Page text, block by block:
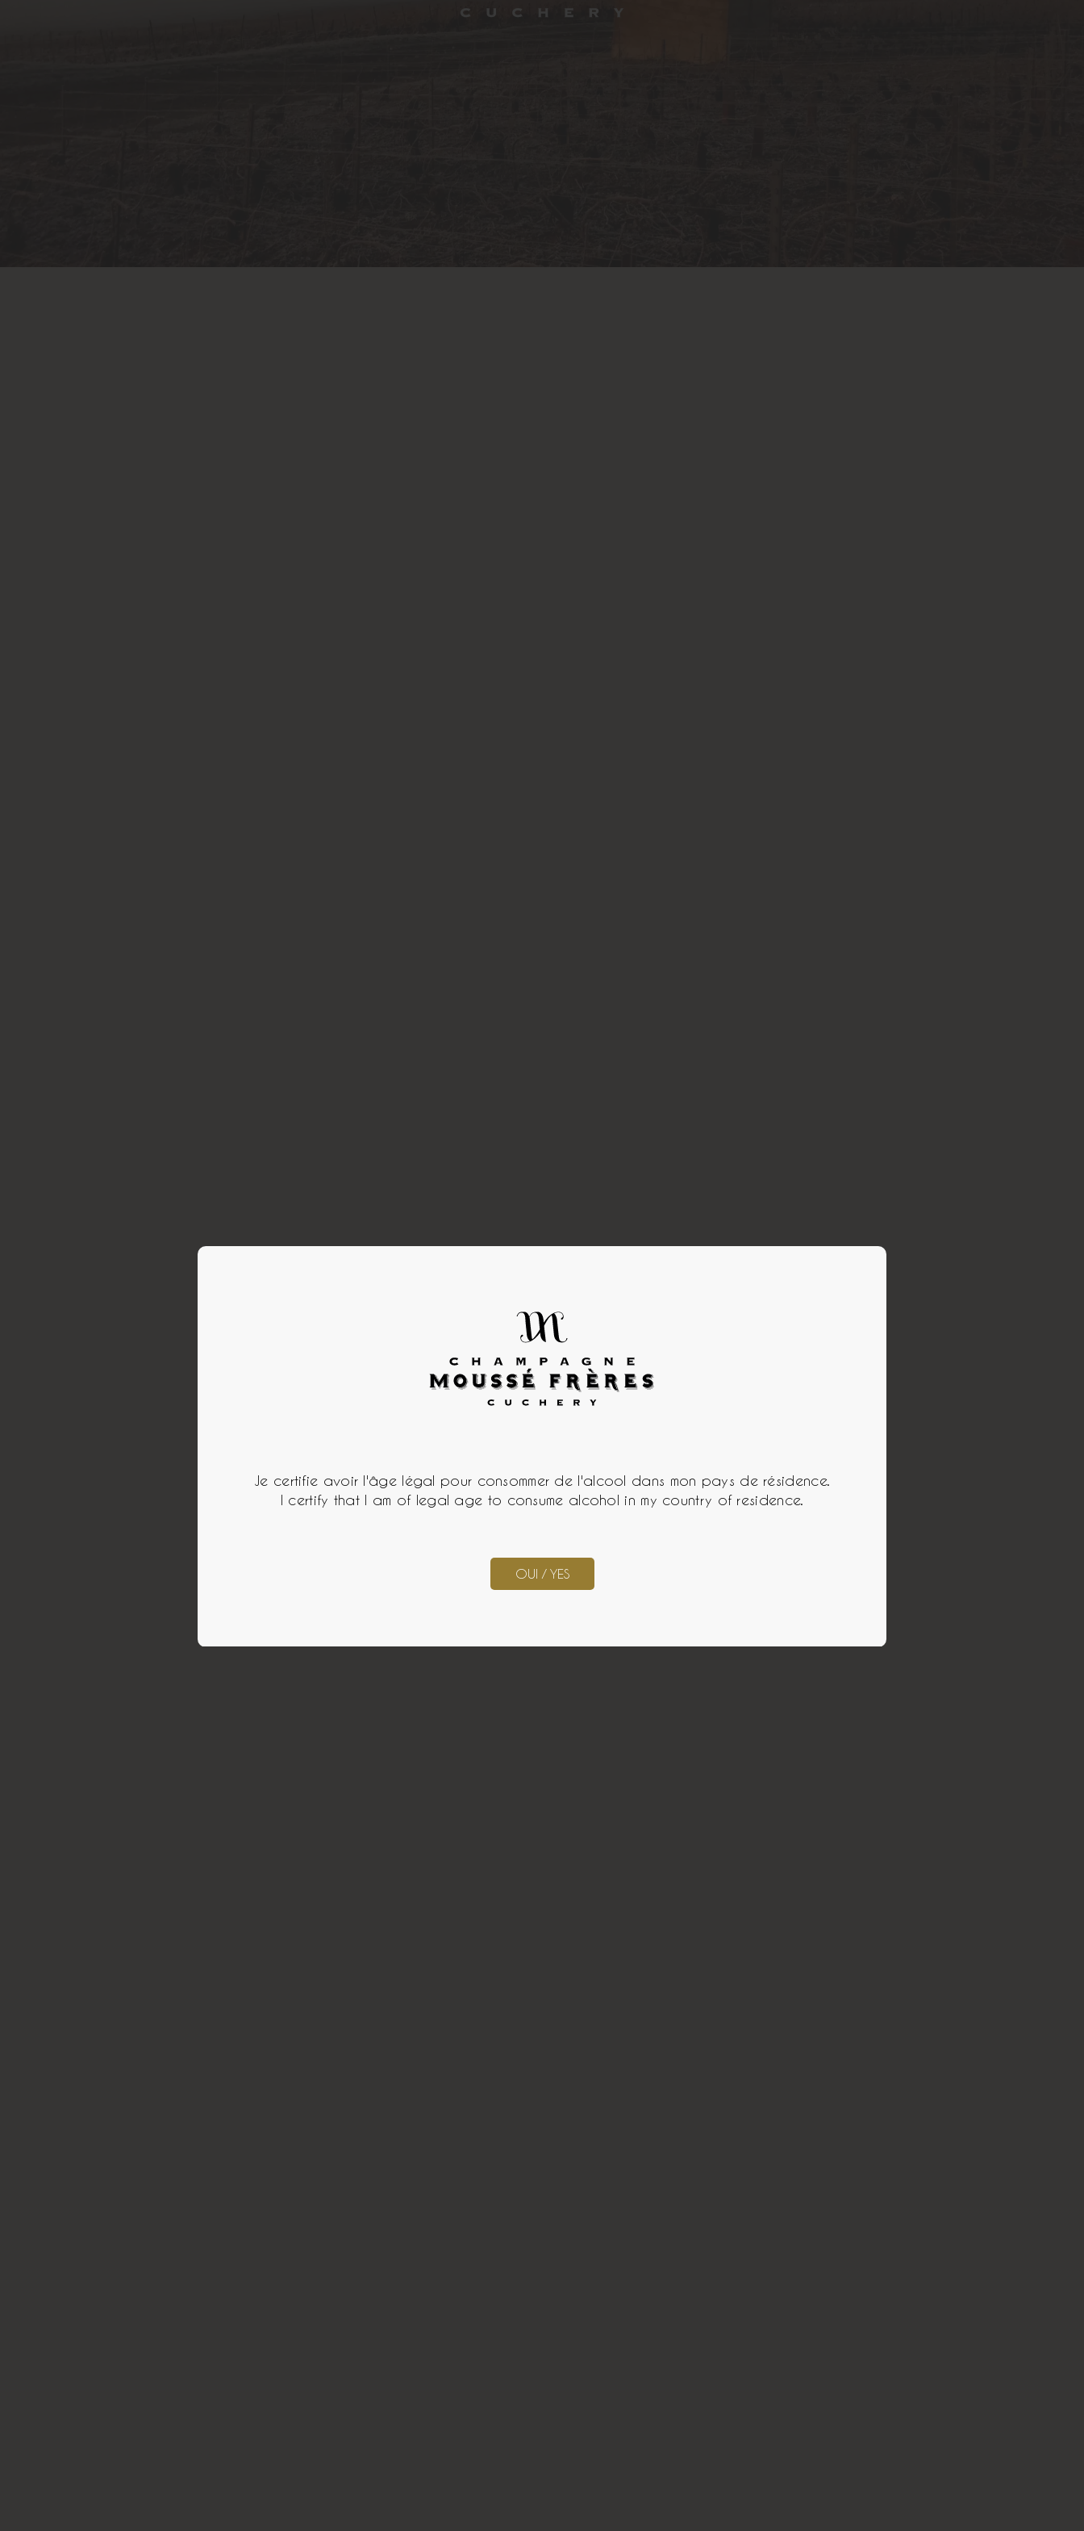
Je certifie avoir l'âge légal pour consommer de l'alcool dans mon pays de résidence.
I certify that I am of legal age to consume alcohol in my country of residence.
OUI / YES